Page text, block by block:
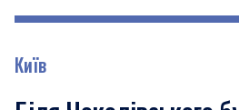
Київ